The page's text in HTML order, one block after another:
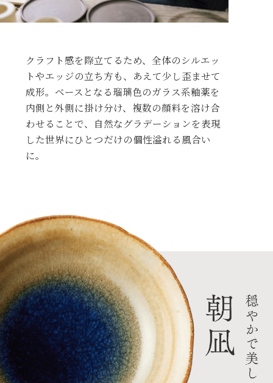
クラフト感を際立てるため、全体のシルエッ
トやエッジの立ち方も、あえて少し歪ませて
成形。ベースとなる瑠璃色のガラス系釉薬を
内側と外側に掛け分け、複数の顔料を溶け合
わせることで、自然なグラデーションを表現
した世界にひとつだけの個性溢れる風合い
に。